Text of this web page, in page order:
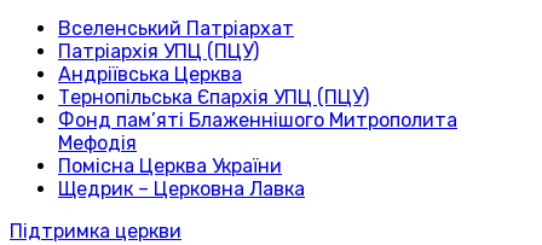
Вселенський Патріархат
Патріархія УПЦ (ПЦУ)
Андріївська Церква
Тернопільська Єпархія УПЦ (ПЦУ)
Фонд пам’яті Блаженнішого Митрополита
Мефодія
Помісна Церква України
Щедрик – Церковна Лавка
Підтримка церкви